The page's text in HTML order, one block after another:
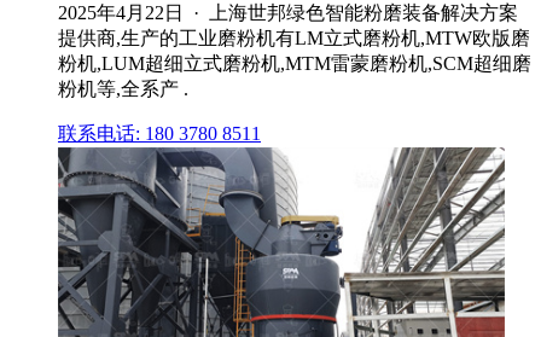
2025年4月22日 · 上海世邦绿色智能粉磨装备解决方案
提供商,生产的工业磨粉机有LM立式磨粉机,MTW欧版磨
粉机,LUM超细立式磨粉机,MTM雷蒙磨粉机,SCM超细磨
粉机等,全系产 .
联系电话: 180 3780 8511